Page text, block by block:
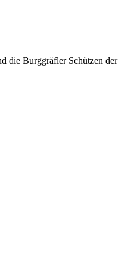
die Burggräfler Schützen der